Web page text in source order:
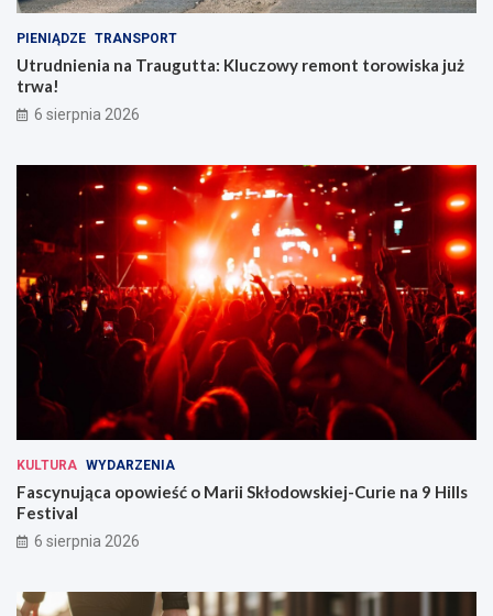
PIENIĄDZE TRANSPORT
Utrudnienia na Traugutta: Kluczowy remont torowiska już
trwa!
6 sierpnia 2026
KULTURA WYDARZENIA
Fascynująca opowieść o Marii Skłodowskiej-Curie na 9 Hills
Festival
6 sierpnia 2026